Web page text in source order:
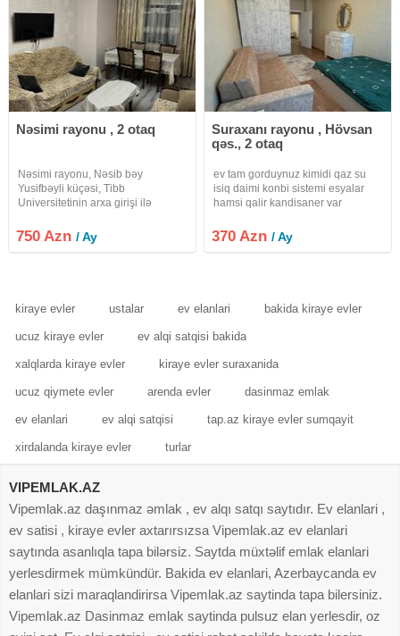
Nəsimi rayonu , 2 otaq
Nəsimi rayonu, Nəsib bəy
Yusifbəyli küçəsi, Tibb
Universitetinin arxa girişi ilə
binanın 5-ci mərtəbəsində 2 otaqlı
mənzil kirayə verilir. İstilik sistemi
750 Azn/ Ay
Suraxanı rayonu , Hövsan
qəs., 2 otaq
ev tam gorduynuz kimidi qaz su
isiq daimi konbi sistemi esyalar
hamsi qalir kandisaner var
370 Azn/ Ay
kiraye evler ustalar ev elanlari bakida kiraye evler
ucuz kiraye evler ev alqi satqisi bakida
xalqlarda kiraye evler kiraye evler suraxanida
ucuz qiymete evler arenda evler dasinmaz emlak
ev elanlari ev alqi satqisi tap.az kiraye evler sumqayit
xirdalanda kiraye evler turlar
VIPEMLAK.AZ
Vipemlak.az daşınmaz əmlak , ev alqı satqı saytıdır. Ev elanlari ,
ev satisi , kiraye evler axtarırsızsa Vipemlak.az ev elanlari
saytında asanlıqla tapa bilərsiz. Saytda müxtəlif emlak elanlari
yerlesdirmek mümkündür. Bakida ev elanlari, Azerbaycanda ev
elanlari sizi maraqlandirirsa Vipemlak.az saytinda tapa bilersiniz.
Vipemlak.az Dasinmaz emlak saytinda pulsuz elan yerlesdir, oz